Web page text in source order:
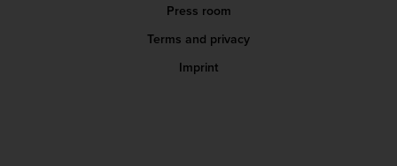
Press room
Terms and privacy
Imprint